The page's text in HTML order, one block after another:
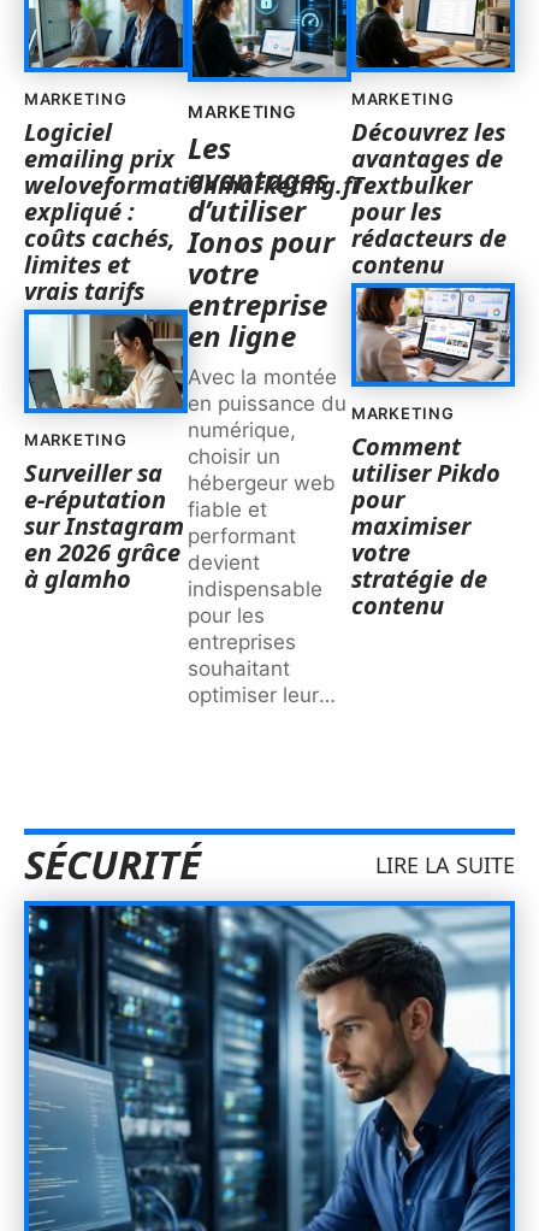
MARKETING
Logiciel
emailing prix
weloveformationmarketing.fr
expliqué :
coûts cachés,
limites et
vrais tarifs
MARKETING
Surveiller sa
e-réputation
sur Instagram
en 2026 grâce
à glamho
MARKETING
Les
avantages
d’utiliser
Ionos pour
votre
entreprise
en ligne
Avec la montée
en puissance du
numérique,
choisir un
hébergeur web
fiable et
performant
devient
indispensable
pour les
entreprises
souhaitant
optimiser leur…
MARKETING
Découvrez les
avantages de
Textbulker
pour les
rédacteurs de
contenu
MARKETING
Comment
utiliser Pikdo
pour
maximiser
votre
stratégie de
contenu
SÉCURITÉ LIRE LA SUITE